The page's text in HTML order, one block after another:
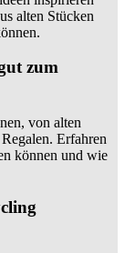
alten Stücken
zum
von alten
Erfahren
können und wie